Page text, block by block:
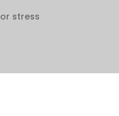
stress